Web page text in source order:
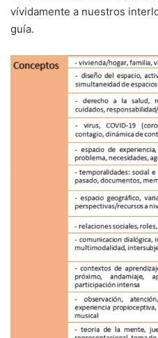
vívidamente a nuestros
guía.